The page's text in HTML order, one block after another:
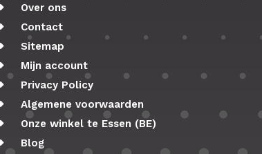
Over ons
Contact
Sitemap
Mijn account
Privacy Policy
Algemene voorwaarden
Onze winkel te Essen (BE)
Blog